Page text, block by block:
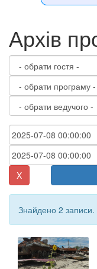
Архів
X
Знайдено 2 записи.